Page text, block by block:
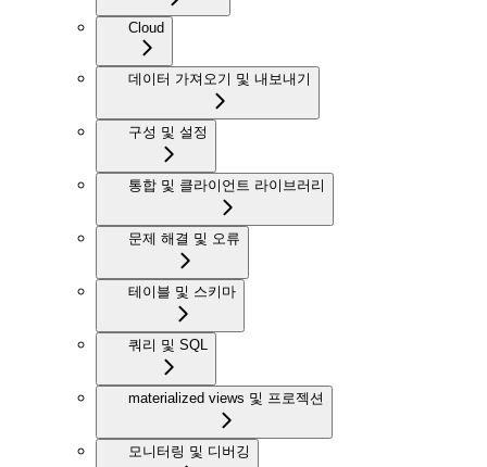
Cloud
데이터 가져오기 및 내보내기
구성 및 설정
통합 및 클라이언트 라이브러리
문제 해결 및 오류
테이블 및 스키마
쿼리 및 SQL
materialized views 및 프로젝션
모니터링 및 디버깅